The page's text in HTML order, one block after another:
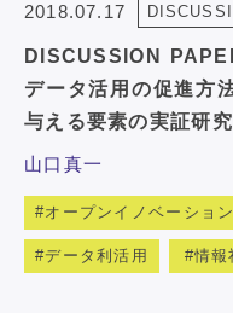
2018.07.17
DISCUSSION
データ活用の促進
与える要素の実証研
山口真一
オープンイノベーション
データ利活用 情報